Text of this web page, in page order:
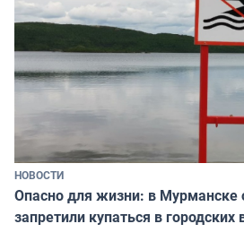
НОВОСТИ
Опасно для жизни: в Мурманске
запретили купаться в городских